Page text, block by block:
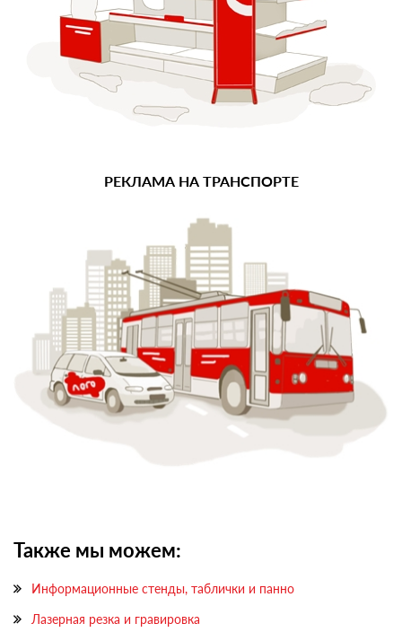
РЕКЛАМА НА ТРАНСПОРТЕ
Также мы можем:
Информационные стенды, таблички и панно
Лазерная резка и гравировка